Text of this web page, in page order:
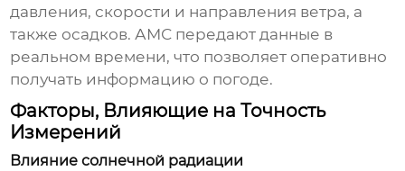
давления, скорости и направления ветра, а
также осадков. АМС передают данные в
реальном времени, что позволяет оперативно
получать информацию о погоде.
Факторы, Влияющие на Точность
Измерений
Влияние солнечной радиации